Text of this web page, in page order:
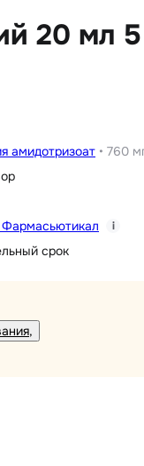
20 мл 5
амидотризоат • 760
i
срок